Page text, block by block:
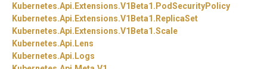
Kubernetes.Api. Extensions.V1Beta1. PodSecurityPolicy
Kubernetes.Api. Extensions.V1Beta1. ReplicaSet
Kubernetes.Api. Extensions.V1Beta1.Scale
Kubernetes.Api. Lens
Kubernetes.Api. Logs